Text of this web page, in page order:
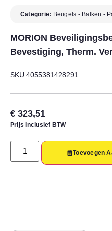
Categorie: Beugels - Balken -
MORION
Bevestiging, Therm.
SKU:4055381428291
€ 323,51
Prijs Inclusief BTW
Toevoegen